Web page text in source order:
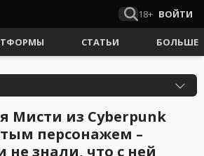
18+ ВОЙТИ
СТАТЬИ БОЛЬШЕ
Мисти из Cyberpunk
персонажем –
не знали, что с ней